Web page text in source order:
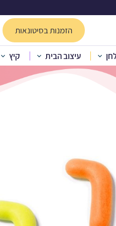
הזמנות בסיטונאות
עיצוב הבית קיץ
ך'
ך’